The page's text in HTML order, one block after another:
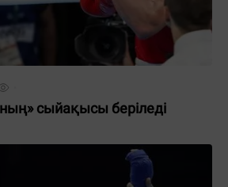
сыйақысы беріледі